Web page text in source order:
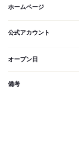
ホームページ
公式アカウント
オープン日
備考